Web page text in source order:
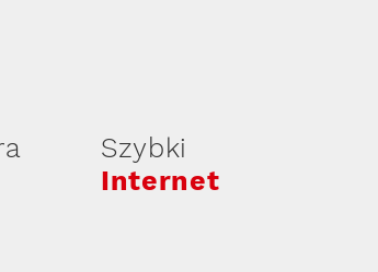
Szybki
Internet